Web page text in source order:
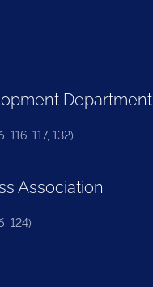
Department
116, 117, 132)
Association
124)